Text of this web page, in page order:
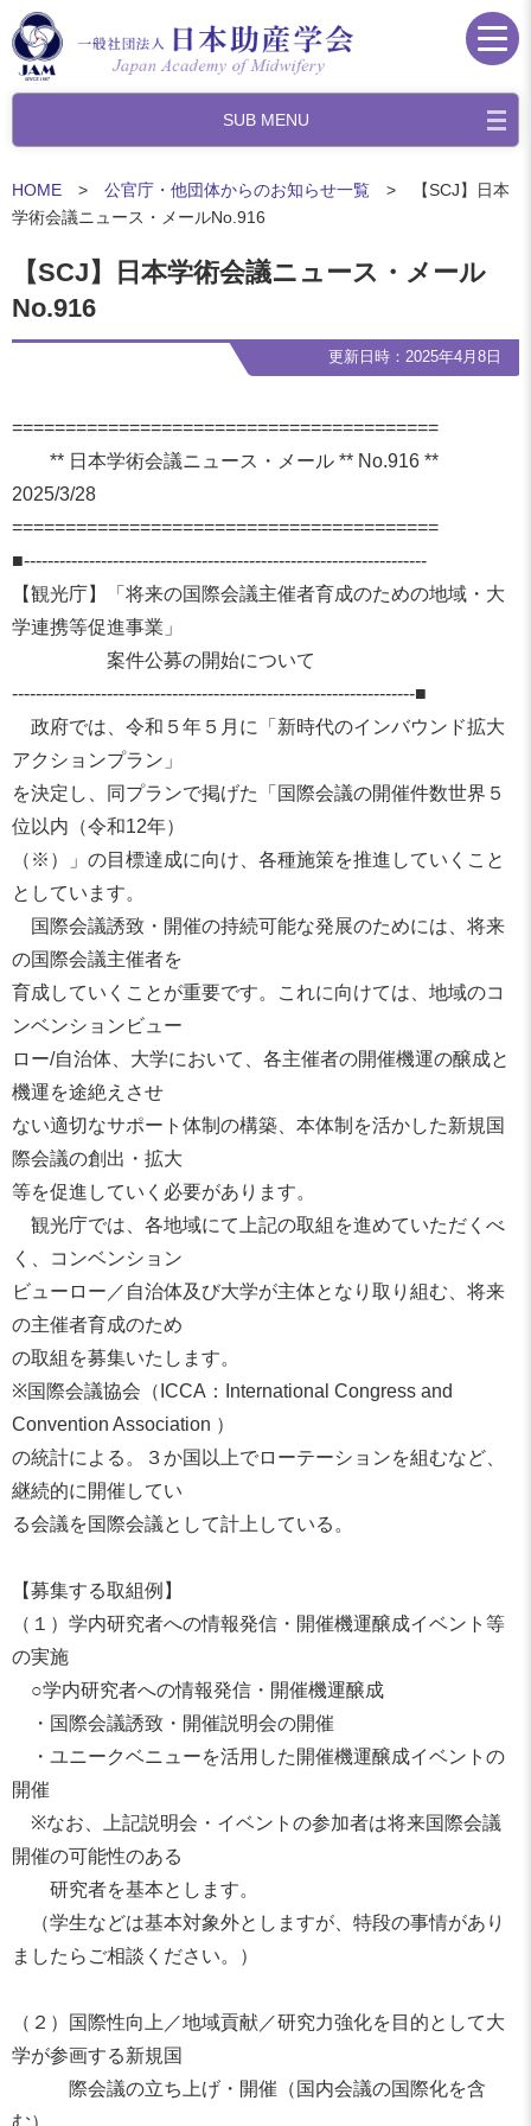
SUB MENU
HOME > 公官庁・他団体からのお知らせ一覧 > 【SCJ】日本
学術会議ニュース・メールNo.916
【SCJ】日本学術会議ニュース・メール
No.916
更新日時：2025年4月8日
========================================
** 日本学術会議ニュース・メール ** No.916 **
2025/3/28
========================================
■--------------------------------------------------------------------
【観光庁】「将来の国際会議主催者育成のための地域・ 大
学連携等促進事業」
案件公募の開始について
--------------------------------------------------------------------■
政府では、令和５年５月に「 新時代のインバウンド拡大
アクションプラン」
を決定し、同プランで掲げた「国際会議の開催件数世界５
位以内（令和12年）
（※）」の目標達成に向け、 各種施策を推進していくこと
としています。
国際会議誘致・開催の持続可能な発展のためには、 将来
の国際会議主催者を
育成していくことが重要です。これに向けては、 地域のコ
ンベンションビュー
ロー/自治体、大学において、 各主催者の開催機運の醸成と
機運を途絶えさせ
ない適切なサポート体制の構築、 本体制を活かした新規国
際会議の創出・拡大
等を促進していく必要があります。
観光庁では、各地域にて上記の取組を進めていただくべ
く、
コンベンション
ビューロー／自治体及び大学が主体となり取り組む、 将来
の主催者育成のため
の取組を募集いたします。
※国際会議協会（ICCA：International Congress and
Convention Association ）
の統計による。３か国以上でローテーションを組むなど、
継続的に開催してい
る会議を国際会議として計上している。
【募集する取組例】
（１）学内研究者への情報発信・開催機運醸成イベント等
の実施
○学内研究者への情報発信・開催機運醸成
・国際会議誘致・開催説明会の開催
・ユニークベニューを活用した開催機運醸成イベントの
開催
※なお、上記説明会・ イベントの参加者は将来国際会議
開催の可能性のある
研究者を基本とします。
（学生などは基本対象外としますが、 特段の事情があり
ましたらご相談ください。）
（２）国際性向上／地域貢献／研究力強化を目的として大
学が参画する新規国
際会議の立ち上げ・開催（国内会議の国際化を含
む）